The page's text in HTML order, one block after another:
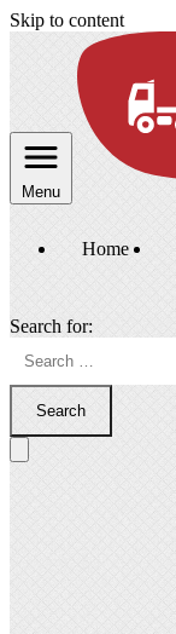
Skip to content
Menu
Home
Search for:
Search